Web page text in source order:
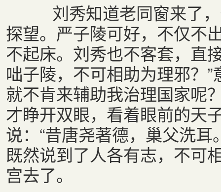
刘秀知道老同窗来了，
探望。严子陵可好，不仅不
不起床。刘秀也不客套，直
咄子陵，不可相助为理邪？
就不肯来辅助我治理国家呢
才睁开双眼，看着眼前的天
说：“昔唐尧著德，巢父洗
既然说到了人各有志，不可
宫去了。